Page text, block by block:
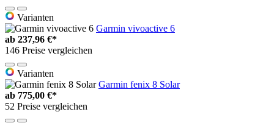
Varianten
Garmin vivoactive 6
ab 237,96 €*
146 Preise vergleichen
Varianten
Garmin fenix 8 Solar
ab 775,00 €*
52 Preise vergleichen